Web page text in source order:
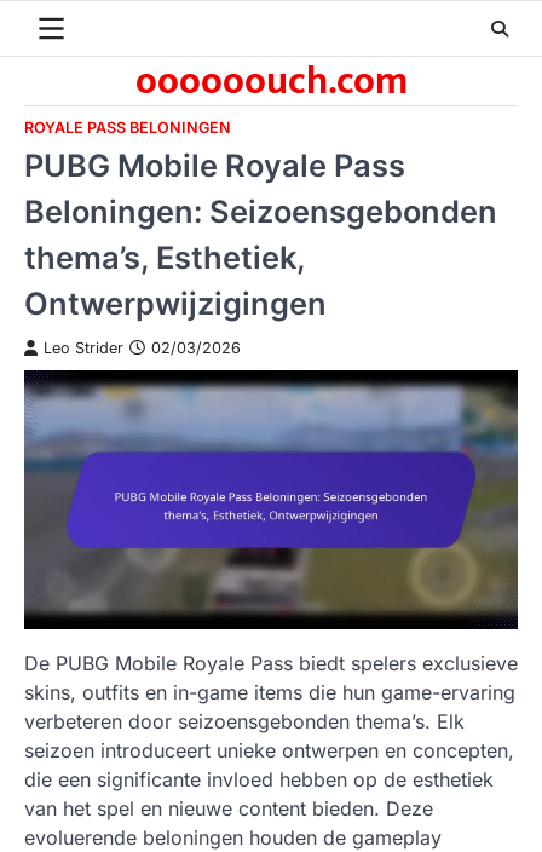
oooooouch.com
ROYALE PASS BELONINGEN
PUBG Mobile Royale Pass
Beloningen: Seizoensgebonden
thema’s, Esthetiek,
Ontwerpwijzigingen
Leo Strider 02/03/2026
De PUBG Mobile Royale Pass biedt spelers exclusieve
skins, outfits en in-game items die hun game-ervaring
verbeteren door seizoensgebonden thema’s. Elk
seizoen introduceert unieke ontwerpen en concepten,
die een significante invloed hebben op de esthetiek
van het spel en nieuwe content bieden. Deze
evoluerende beloningen houden de gameplay